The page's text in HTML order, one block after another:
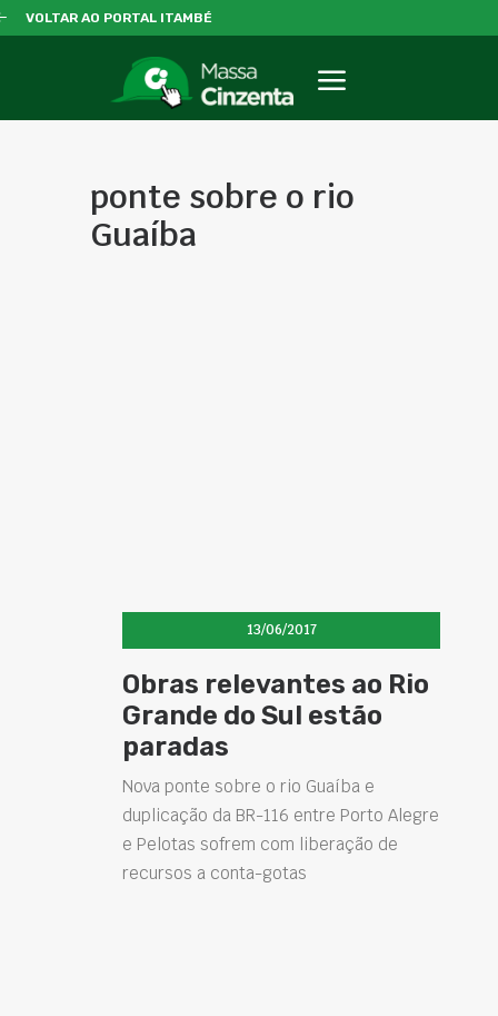
VOLTAR AO PORTAL ITAMBÉ
ponte sobre o rio
Guaíba
13/06/2017
Obras relevantes ao Rio
Grande do Sul estão
paradas
Nova ponte sobre o rio Guaíba e
duplicação da BR-116 entre Porto Alegre
e Pelotas sofrem com liberação de
recursos a conta-gotas